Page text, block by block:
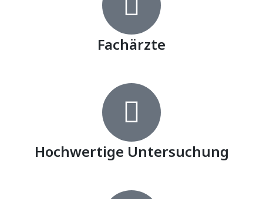
Fachärzte
Hochwertige Untersuchung